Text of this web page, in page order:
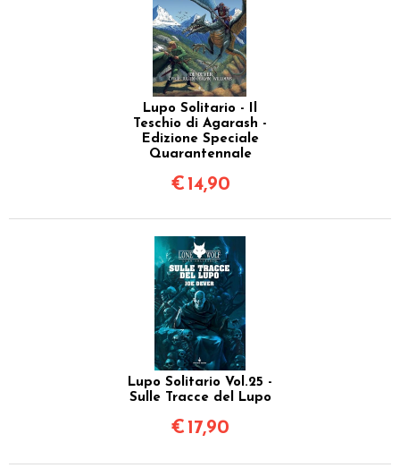
Lupo Solitario - Il
Teschio di Agarash -
Edizione Speciale
Quarantennale
€ 14,90
Lupo Solitario Vol.25 -
Sulle Tracce del Lupo
€ 17,90